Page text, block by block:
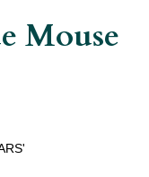
Mouse